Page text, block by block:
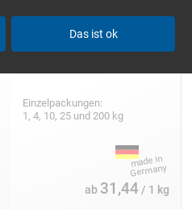
Einzelpackungen:
1, 4, 10, 25 und 200 kg
ab 31,44/ 1 kg
Das ist ok